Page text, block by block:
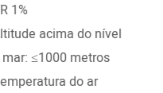
1%
acima do nível
≤1000 metros
do ar